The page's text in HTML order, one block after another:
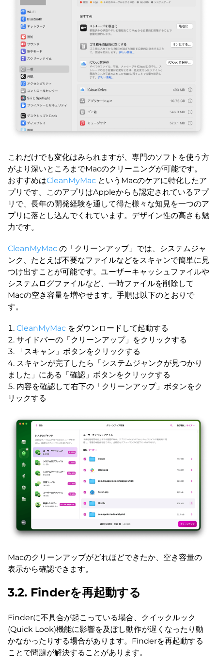
これだけでも変化はみられますが、専門のソフトを使う方
がより深いところまでMacのクリーニングが可能です。
おすすめはCleanMyMac というMacのケアに特化したア
プリです。このアプリはAppleからも認定されているアプ
リで、長年の開発経験を通して得た様々な知見を一つのア
プリに落とし込んでくれています。デザイン性の高さも魅
力です。
CleanMyMac の「クリーンアップ」では、システムジャ
ンク、たとえば不要なファイルなどをスキャンで簡単に見
つけ出すことが可能です。ユーザーキャッシュファイルや
システムログファイルなど、一時ファイルを削除して
Macの空き容量を増やせます。手順は以下のとおりで
す。
CleanMyMac をダウンロードして起動する
サイドバーの「クリーンアップ」をクリックする
「スキャン」ボタンをクリックする
スキャンが完了したら「システムジャンクが見つかり
ました」にある「確認」ボタンをクリックする
内容を確認して右下の「クリーンアップ」ボタンをク
リックする
Macのクリーンアップがどれほどできたか、空き容量の
表示から確認できます。
3.2. Finderを再起動する
Finderに不具合が起こっている場合、クイックルック
(Quick Look)機能に影響を及ぼし動作が遅くなったり動
かなかったりする場合があります。Finderを再起動する
ことで問題が解決することがあります。